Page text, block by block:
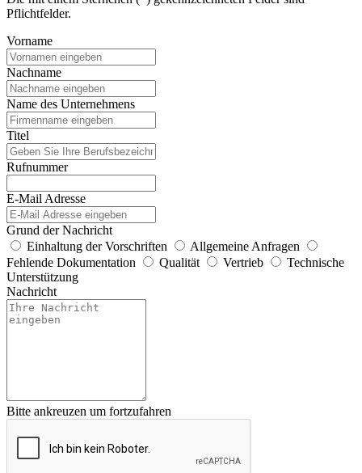
Pflichtfelder.
Vorname
Nachname
Name des Unternehmens
Titel
Rufnummer
E-Mail Adresse
Grund der Nachricht
Einhaltung der Vorschriften
Allgemeine Anfragen
Fehlende Dokumentation
Qualität Vertrieb
Technische
Unterstützung
Nachricht
Bitte ankreuzen um fortzufahren